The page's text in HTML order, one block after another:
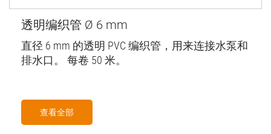
透明编织管 Ø 6 mm
直径 6 mm 的透明 PVC 编织管，用来连接水泵和
排水口。 每卷 50 米。
查看全部